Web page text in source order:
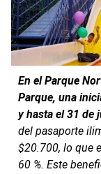
En el Parque
Parque, una
y hasta el 31 de
del pasaporte
$20.700, lo que
60 %. Este